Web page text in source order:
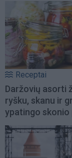
Receptai
Daržovių asorti
ryšku, skanu ir
ypatingo skonio